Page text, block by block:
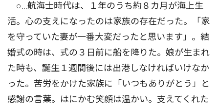
○…航海士時代は、１年のうち約８カ月が海上生
活。心の支えになったのは家族の存在だった。「家
を守っていた妻が一番大変だったと思います」。結
婚式の時は、式の３日前に船を降りた。娘が生まれ
た時も、誕生１週間後には出港しなければいけなか
った。苦労をかけた家族に「いつもありがとう」と
感謝の言葉。はにかむ笑顔は温かい。支えてくれた